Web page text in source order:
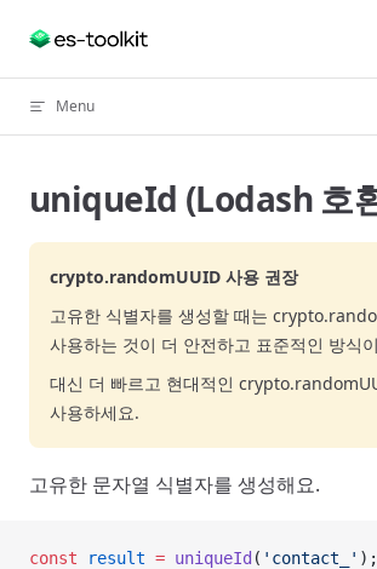
Skip to content
Menu
uniqueId (Lodash 호
crypto.randomUUID 사용 권장
고유한 식별자를 생성할 때는
사용하는 것이 더 안전하고 표준적인 방식
대신 더 빠르고 현대적인
사용하세요.
고유한 문자열 식별자를 생성해요.
const result = uniqueId ( 'contact_' );